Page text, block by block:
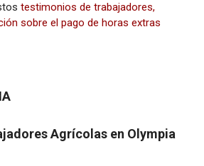
testimonios de trabajadores,
sobre el pago de horas extras
Agrícolas en Olympia